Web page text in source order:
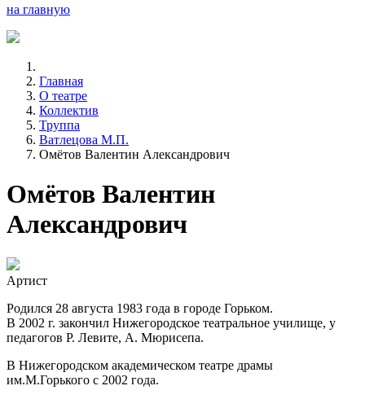
на главную
Главная
О театре
Коллектив
Труппа
Ватлецова М.П.
Омётов Валентин Александрович
Омётов Валентин
Александрович
Артист
Родился 28 августа 1983 года в городе Горьком.
В 2002 г. закончил Нижегородское театральное училище, у
педагогов Р. Левите, А. Мюрисепа.
В Нижегородском академическом театре драмы
им.М.Горького с 2002 года.